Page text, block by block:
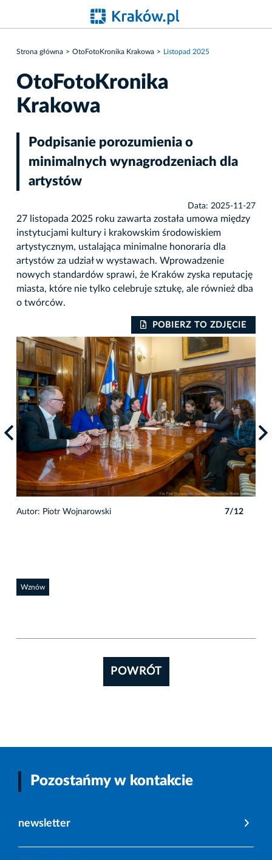
Strona główna OtoFotoKronika Krakowa Listopad 2025
OtoFotoKronika
Krakowa
Podpisanie porozumienia o
minimalnych wynagrodzeniach dla
artystów
Data: 2025-11-27
27 listopada 2025 roku zawarta została umowa między
instytucjami kultury i krakowskim środowiskiem
artystycznym, ustalająca minimalne honoraria dla
artystów za udział w wystawach. Wprowadzenie
nowych standardów sprawi, że Kraków zyska reputację
miasta, które nie tylko celebruje sztukę, ale również dba
o twórców.
POBIERZ TO ZDJĘCIE
Autor: Piotr Wojnarowski 7/12
Wznów
POWRÓT
Pozostańmy w kontakcie
newsletter